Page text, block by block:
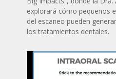
explorará cómo pequeños
del escaneo pueden
los tratamientos dentales.